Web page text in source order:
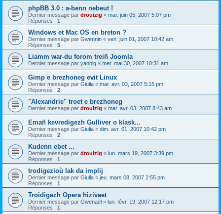
phpBB 3.0 : a-benn nebeut !
Dernier message par drouizig « mar. juin 05, 2007 5:07 pm
Réponses : 1
Windows et Mac OS en breton ?
Dernier message par Gwennin « ven. juin 01, 2007 10:42 am
Réponses : 5
Liamm war-du forom treiñ Joomla
Dernier message par yannig « mer. mai 30, 2007 10:31 am
Gimp e brezhoneg evit Linux
Dernier message par Giulia « mar. avr. 03, 2007 5:15 pm
Réponses : 2
"Alexandrie" troet e brezhoneg
Dernier message par drouizig « mar. avr. 03, 2007 8:43 am
Emañ kevredigezh Gulliver o klask...
Dernier message par Giulia « dim. avr. 01, 2007 10:42 pm
Réponses : 2
Kudenn ebet ...
Dernier message par drouizig « lun. mars 19, 2007 3:39 pm
Réponses : 1
trodigezioù lak da implij
Dernier message par Giulia « jeu. mars 08, 2007 2:55 pm
Réponses : 1
Troidigezh Opera hizivaet
Dernier message par Gwenael « lun. févr. 19, 2007 12:17 pm
Réponses : 1